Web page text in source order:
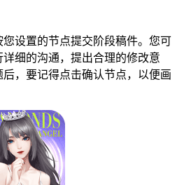
设置的节点提交阶段稿件。您可
细的沟通，提出合理的修改意
，要记得点击确认节点，以便画